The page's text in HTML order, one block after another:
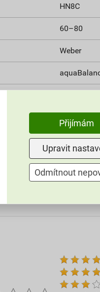
HN8C
60–80
Weber
od +5°C do
25 kg
omítky
60–80
Přijímám
Upravit
Odmítnout